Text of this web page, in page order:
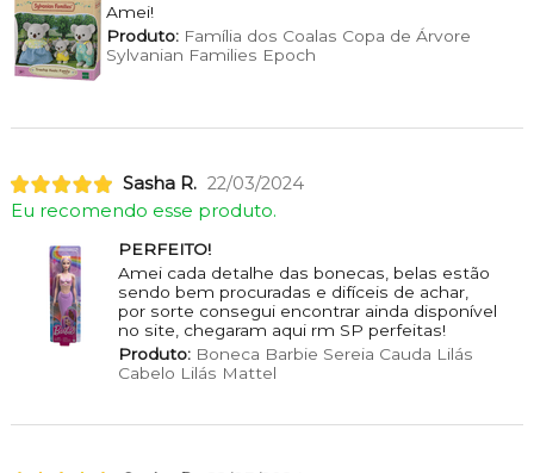
Amei!
Produto:Família dos Coalas Copa de Árvore
Sylvanian Families Epoch
Sasha R. 22/03/2024
Eu recomendo esse produto.
PERFEITO!
Amei cada detalhe das bonecas, belas estão
sendo bem procuradas e difíceis de achar,
por sorte consegui encontrar ainda disponível
no site, chegaram aqui rm SP perfeitas!
Produto:Boneca Barbie Sereia Cauda Lilás
Cabelo Lilás Mattel